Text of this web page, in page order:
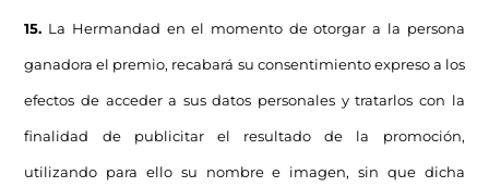
15. La Hermandad en el momento de otorgar a la persona
ganadora el premio, recabará su consentimiento expreso a los
efectos de acceder a sus datos personales y tratarlos con la
finalidad de publicitar el resultado de la promoción,
utilizando para ello su nombre e imagen, sin que dicha